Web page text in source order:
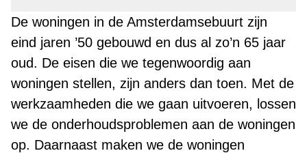
De woningen in de Amsterdamsebuurt zijn
eind jaren ’50 gebouwd en dus al zo’n 65 jaar
oud. De eisen die we tegenwoordig aan
woningen stellen, zijn anders dan toen. Met de
werkzaamheden die we gaan uitvoeren, lossen
we de onderhoudsproblemen aan de woningen
op. Daarnaast maken we de woningen